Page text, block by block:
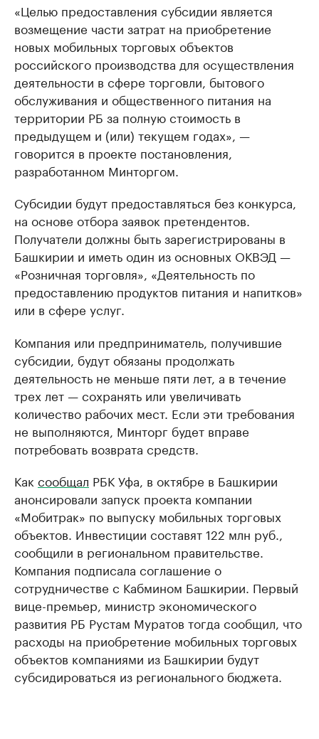
«Целью предоставления субсидии является
возмещение части затрат на приобретение
новых мобильных торговых объектов
российского производства для осуществления
деятельности в сфере торговли, бытового
обслуживания и общественного питания на
территории РБ за полную стоимость в
предыдущем и (или) текущем годах», —
говорится в проекте постановления,
разработанном Минторгом.
Субсидии будут предоставляться без конкурса,
на основе отбора заявок претендентов.
Получатели должны быть зарегистрированы в
Башкирии и иметь один из основных ОКВЭД —
«Розничная торговля», «Деятельность по
предоставлению продуктов питания и напитков»
или в сфере услуг.
Компания или предприниматель, получившие
субсидии, будут обязаны продолжать
деятельность не меньше пяти лет, а в течение
трех лет — сохранять или увеличивать
количество рабочих мест. Если эти требования
не выполняются, Минторг будет вправе
потребовать возврата средств.
Как сообщал РБК Уфа, в октябре в Башкирии
анонсировали запуск проекта компании
«Мобитрак» по выпуску мобильных торговых
объектов. Инвестиции составят 122 млн руб.,
сообщили в региональном правительстве.
Компания подписала соглашение о
сотрудничестве с Кабмином Башкирии. Первый
вице-премьер, министр экономического
развития РБ Рустам Муратов тогда сообщил, что
расходы на приобретение мобильных торговых
объектов компаниями из Башкирии будут
субсидироваться из регионального бюджета.